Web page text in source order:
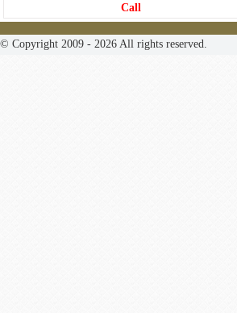
Call
© Copyright 2009 - 2026 All rights reserved.